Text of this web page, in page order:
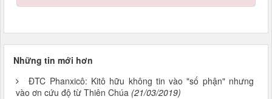
Những tin mới hơn
ĐTC Phanxicô: Kitô hữu không tin vào "số phận" nhưng
vào ơn cứu độ từ Thiên Chúa (21/03/2019)